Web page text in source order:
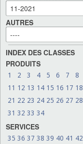
AUTRES
INDEX DES CLASSES
PRODUITS
1 2 3 4 5 6 7 8
11 12 13 14 15 16 17 18
21 22 23 24 25 26 27 28
31 32 33 34
SERVICES
35 36 37 38 39 40 41 42